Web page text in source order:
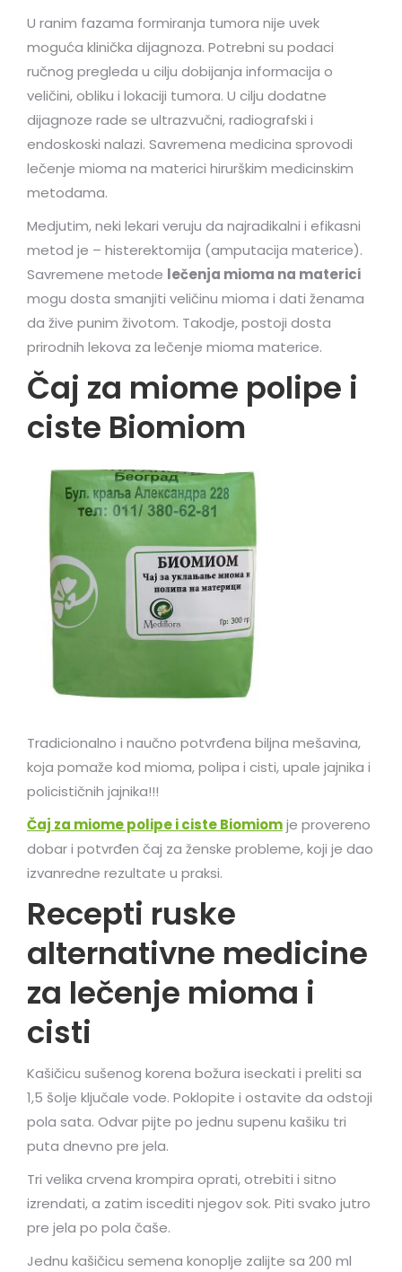
U ranim fazama formiranja tumora nije uvek
moguća klinička dijagnoza. Potrebni su podaci
ručnog pregleda u cilju dobijanja informacija o
veličini, obliku i lokaciji tumora. U cilju dodatne
dijagnoze rade se ultrazvučni, radiografski i
endoskoski nalazi. Savremena medicina sprovodi
lečenje mioma na materici hirurškim medicinskim
metodama.
Medjutim, neki lekari veruju da najradikalni i efikasni
metod je – histerektomija (amputacija materice).
Savremene metode lečenja mioma na materici
mogu dosta smanjiti veličinu mioma i dati ženama
da žive punim životom. Takodje, postoji dosta
prirodnih lekova za lečenje mioma materice.
Čaj za miome polipe i
ciste Biomiom
Tradicionalno i naučno potvrđena biljna mešavina,
koja pomaže kod mioma, polipa i cisti, upale jajnika i
policističnih jajnika!!!
Čaj za miome polipe i ciste Biomiomje provereno
dobar i potvrđen čaj za ženske probleme, koji je dao
izvanredne rezultate u praksi.
Recepti ruske
alternativne medicine
za lečenje mioma i
cisti
Kašičicu sušenog korena božura iseckati i preliti sa
1,5 šolje ključale vode. Poklopite i ostavite da odstoji
pola sata. Odvar pijte po jednu supenu kašiku tri
puta dnevno pre jela.
Tri velika crvena krompira oprati, otrebiti i sitno
izrendati, a zatim iscediti njegov sok. Piti svako jutro
pre jela po pola čaše.
Jednu kašičicu semena konoplje zalijte sa 200 ml